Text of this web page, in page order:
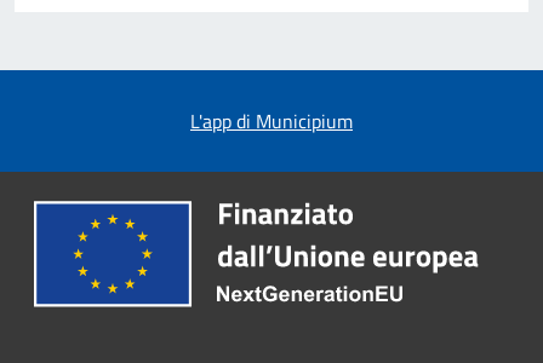
L'app di Municipium